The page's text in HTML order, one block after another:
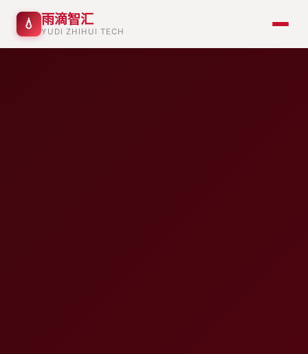
💧 雨滴智汇
YUDI ZHIHUI TECH